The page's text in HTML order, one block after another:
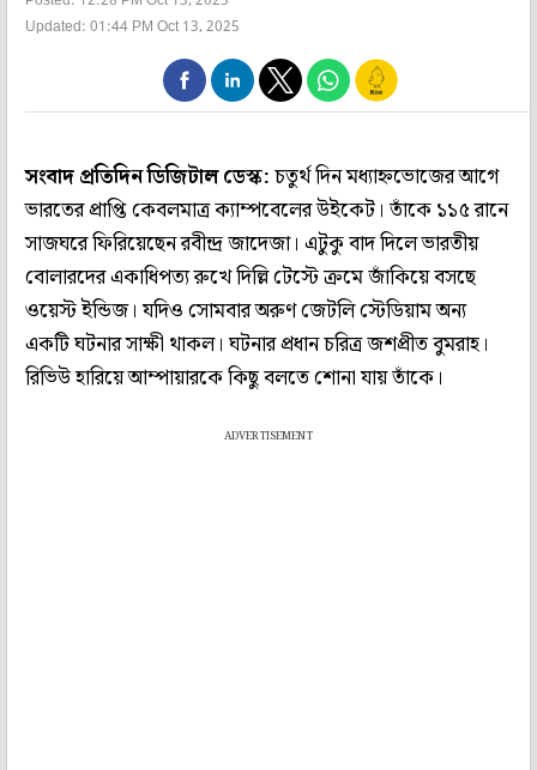
Updated: 01:44 PM Oct 13, 2025
সংবাদ প্রতিদিন ডিজিটাল ডেস্ক:চতুর্থ দিন মধ্যাহ্নভোজের আগে
ভারতের প্রাপ্তি কেবলমাত্র ক্যাম্পবেলের উইকেট। তাঁকে ১১৫ রানে
সাজঘরে ফিরিয়েছেন রবীন্দ্র জাদেজা। এটুকু বাদ দিলে ভারতীয়
বোলারদের একাধিপত্য রুখে দিল্লি টেস্টে ক্রমে জাঁকিয়ে বসছে
ওয়েস্ট ইন্ডিজ। যদিও সোমবার অরুণ জেটলি স্টেডিয়াম অন্য
একটি ঘটনার সাক্ষী থাকল। ঘটনার প্রধান চরিত্র জশপ্রীত বুমরাহ।
রিভিউ হারিয়ে আম্পায়ারকে কিছু বলতে শোনা যায় তাঁকে।
ADVERTISEMENT